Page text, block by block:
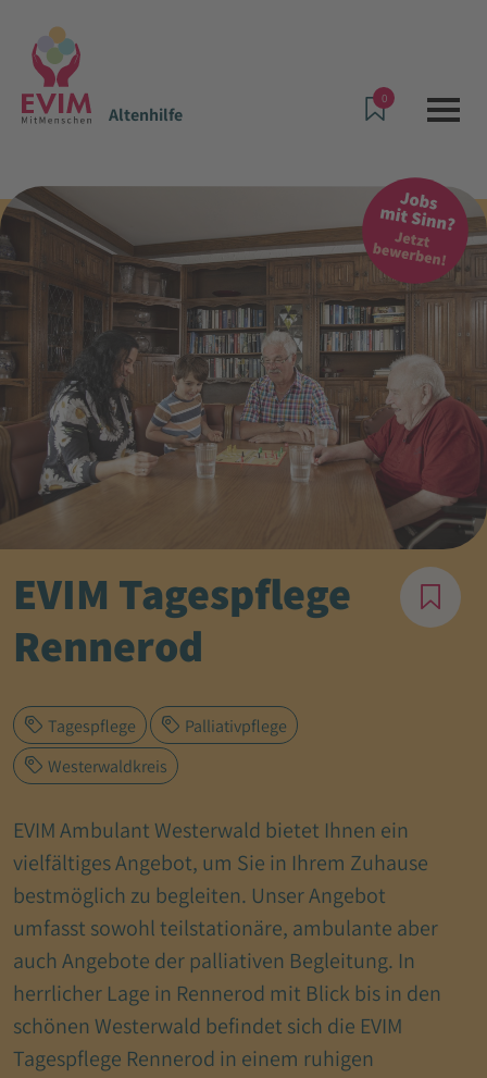
Altenhilfe
0
Angebote & Leistungen
Tagespflege Rennerod
EVIM Tagespflege
Rennerod
Tagespflege
Palliativpflege
Westerwaldkreis
EVIM Ambulant Westerwald bietet Ihnen ein
vielfältiges Angebot, um Sie in Ihrem Zuhause
bestmöglich zu begleiten. Unser Angebot
umfasst sowohl teilstationäre, ambulante aber
auch Angebote der palliativen Begleitung. In
herrlicher Lage in Rennerod mit Blick bis in den
schönen Westerwald befindet sich die EVIM
Tagespflege Rennerod in einem ruhigen